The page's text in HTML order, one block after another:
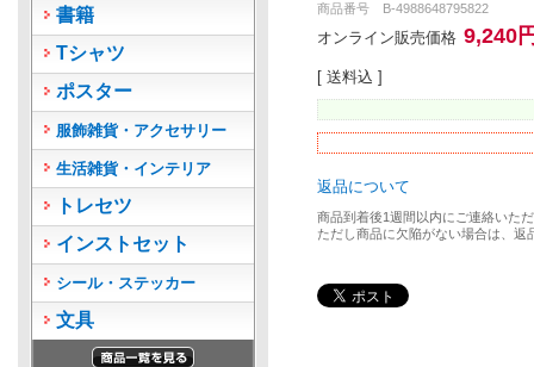
書籍
Tシャツ
ポスター
服飾雑貨・アクセサリー
生活雑貨・インテリア
トレセツ
インストセット
シール・ステッカー
文具
商品番号 B-4988648795822
オンライン販売価格 9,240
[ 送料込 ]
返品について
商品到着後1週間以内にご連絡いた
ただし商品に欠陥がない場合は、